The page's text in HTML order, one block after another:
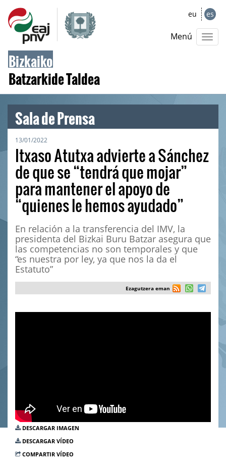
Bizkaiko
Batzarkide Taldea
eu es
Menú
Sala de Prensa
13/01/2022
Itxaso Atutxa advierte a Sánchez
de que se “tendrá que mojar”
para mantener el apoyo de
“quienes le hemos ayudado”
En relación a la transferencia del IMV, la
presidenta del Bizkai Buru Batzar asegura que
las competencias no son temporales y que
“es nuestra por ley, ya que nos la da el
Estatuto”
Ezagutzera eman
DESCARGAR IMAGEN
DESCARGAR VÍDEO
COMPARTIR VÍDEO